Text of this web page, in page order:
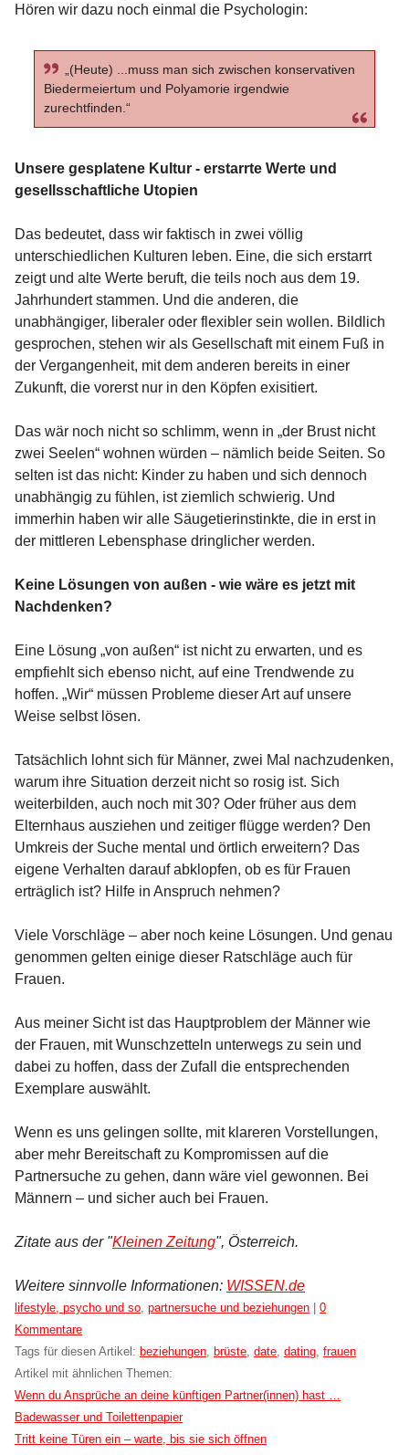
Hören wir dazu noch einmal die Psychologin:
„(Heute) ...muss man sich zwischen konservativen
Biedermeiertum und Polyamorie irgendwie
zurechtfinden.“
Unsere gesplatene Kultur - erstarrte Werte und
gesellsschaftliche Utopien
Das bedeutet, dass wir faktisch in zwei völlig
unterschiedlichen Kulturen leben. Eine, die sich erstarrt
zeigt und alte Werte beruft, die teils noch aus dem 19.
Jahrhundert stammen. Und die anderen, die
unabhängiger, liberaler oder flexibler sein wollen. Bildlich
gesprochen, stehen wir als Gesellschaft mit einem Fuß in
der Vergangenheit, mit dem anderen bereits in einer
Zukunft, die vorerst nur in den Köpfen exisitiert.
Das wär noch nicht so schlimm, wenn in „der Brust nicht
zwei Seelen“ wohnen würden – nämlich beide Seiten. So
selten ist das nicht: Kinder zu haben und sich dennoch
unabhängig zu fühlen, ist ziemlich schwierig. Und
immerhin haben wir alle Säugetierinstinkte, die in erst in
der mittleren Lebensphase dringlicher werden.
Keine Lösungen von außen - wie wäre es jetzt mit
Nachdenken?
Eine Lösung „von außen“ ist nicht zu erwarten, und es
empfiehlt sich ebenso nicht, auf eine Trendwende zu
hoffen. „Wir“ müssen Probleme dieser Art auf unsere
Weise selbst lösen.
Tatsächlich lohnt sich für Männer, zwei Mal nachzudenken,
warum ihre Situation derzeit nicht so rosig ist. Sich
weiterbilden, auch noch mit 30? Oder früher aus dem
Elternhaus ausziehen und zeitiger flügge werden? Den
Umkreis der Suche mental und örtlich erweitern? Das
eigene Verhalten darauf abklopfen, ob es für Frauen
erträglich ist? Hilfe in Anspruch nehmen?
Viele Vorschläge – aber noch keine Lösungen. Und genau
genommen gelten einige dieser Ratschläge auch für
Frauen.
Aus meiner Sicht ist das Hauptproblem der Männer wie
der Frauen, mit Wunschzetteln unterwegs zu sein und
dabei zu hoffen, dass der Zufall die entsprechenden
Exemplare auswählt.
Wenn es uns gelingen sollte, mit klareren Vorstellungen,
aber mehr Bereitschaft zu Kompromissen auf die
Partnersuche zu gehen, dann wäre viel gewonnen. Bei
Männern – und sicher auch bei Frauen.
Zitate aus der "Kleinen Zeitung", Österreich.
Weitere sinnvolle Informationen: WISSEN.de
Kategorien:
lifestyle, psycho und so partnersuche und beziehungen | 0
Kommentare
Tags für diesen Artikel: beziehungen brüste date dating frauen
Artikel mit ähnlichen Themen:
Wenn du Ansprüche an deine künftigen Partner(innen) hast …
Badewasser und Toilettenpapier
Tritt keine Türen ein – warte, bis sie sich öffnen